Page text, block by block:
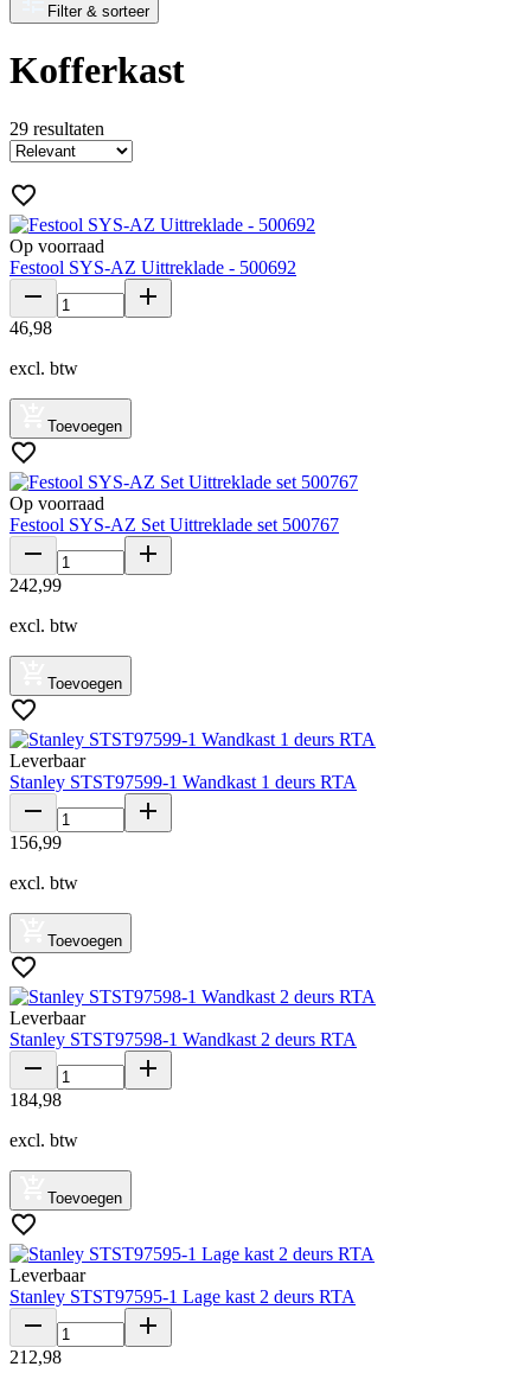
Filter & sorteer
Kofferkast
29 resultaten
Op voorraad
Festool SYS-AZ Uittreklade - 500692
46,98
excl. btw
Toevoegen
Op voorraad
Festool SYS-AZ Set Uittreklade set 500767
242,99
excl. btw
Toevoegen
Leverbaar
Stanley STST97599-1 Wandkast 1 deurs RTA
156,99
excl. btw
Toevoegen
Leverbaar
Stanley STST97598-1 Wandkast 2 deurs RTA
184,98
excl. btw
Toevoegen
Leverbaar
Stanley STST97595-1 Lage kast 2 deurs RTA
212,98